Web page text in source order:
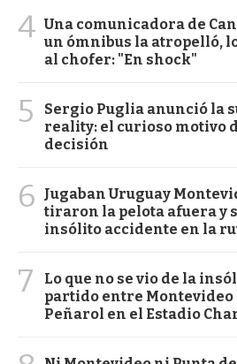
4 Una comunicadora de
un ómnibus la atropelló,
al chofer: "En shock"
5
Sergio Puglia anunció la
reality: el curioso motivo
decisión
6
Jugaban Uruguay
tiraron la pelota afuera y
insólito accidente en la
7
Lo que no se vio de la
partido entre Montevideo
Peñarol en el Estadio